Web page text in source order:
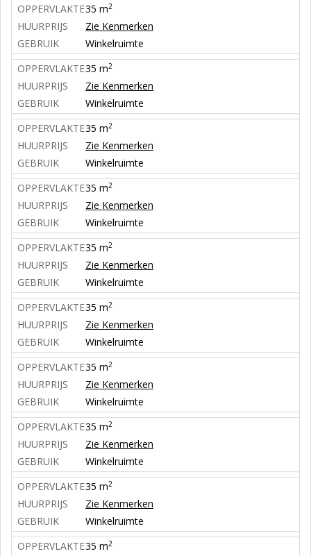
OPPERVLAKTE35 m2
HUURPRIJS
Zie Kenmerken
GEBRUIK
Winkelruimte
OPPERVLAKTE35 m2
HUURPRIJS
Zie Kenmerken
GEBRUIK
Winkelruimte
OPPERVLAKTE35 m2
HUURPRIJS
Zie Kenmerken
GEBRUIK
Winkelruimte
OPPERVLAKTE35 m2
HUURPRIJS
Zie Kenmerken
GEBRUIK
Winkelruimte
OPPERVLAKTE35 m2
HUURPRIJS
Zie Kenmerken
GEBRUIK
Winkelruimte
OPPERVLAKTE35 m2
HUURPRIJS
Zie Kenmerken
GEBRUIK
Winkelruimte
OPPERVLAKTE35 m2
HUURPRIJS
Zie Kenmerken
GEBRUIK
Winkelruimte
OPPERVLAKTE35 m2
HUURPRIJS
Zie Kenmerken
GEBRUIK
Winkelruimte
OPPERVLAKTE35 m2
HUURPRIJS
Zie Kenmerken
GEBRUIK
Winkelruimte
OPPERVLAKTE35 m2